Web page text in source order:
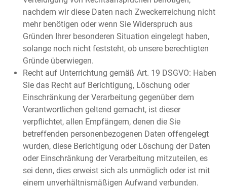
nachdem wir diese Daten nach Zweckerreichung nicht
mehr benötigen oder wenn Sie Widerspruch aus
Gründen Ihrer besonderen Situation eingelegt haben,
solange noch nicht feststeht, ob unsere berechtigten
Gründe überwiegen.
Recht auf Unterrichtung gemäß Art. 19 DSGVO: Haben
Sie das Recht auf Berichtigung, Löschung oder
Einschränkung der Verarbeitung gegenüber dem
Verantwortlichen geltend gemacht, ist dieser
verpflichtet, allen Empfängern, denen die Sie
betreffenden personenbezogenen Daten offengelegt
wurden, diese Berichtigung oder Löschung der Daten
oder Einschränkung der Verarbeitung mitzuteilen, es
sei denn, dies erweist sich als unmöglich oder ist mit
einem unverhältnismäßigen Aufwand verbunden.